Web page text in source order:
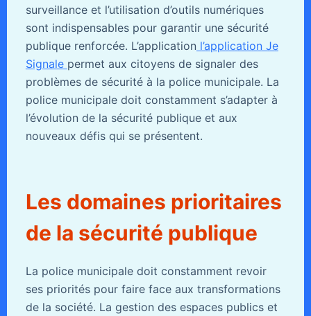
surveillance et l’utilisation d’outils numériques
sont indispensables pour garantir une sécurité
publique renforcée. L’application l’application Je
Signale permet aux citoyens de signaler des
problèmes de sécurité à la police municipale. La
police municipale doit constamment s’adapter à
l’évolution de la sécurité publique et aux
nouveaux défis qui se présentent.
Les domaines prioritaires
de la sécurité publique
La police municipale doit constamment revoir
ses priorités pour faire face aux transformations
de la société. La gestion des espaces publics et